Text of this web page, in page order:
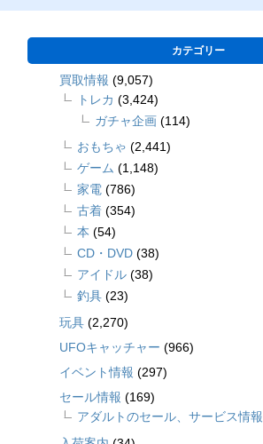
カテゴリー
買取情報 (9,057)
トレカ (3,424)
ガチャ企画 (114)
おもちゃ (2,441)
ゲーム (1,148)
家電 (786)
古着 (354)
本 (54)
CD・DVD (38)
アイドル (38)
釣具 (23)
玩具 (2,270)
UFOキャッチャー (966)
イベント情報 (297)
セール情報 (169)
アダルトのセール、サービス情報